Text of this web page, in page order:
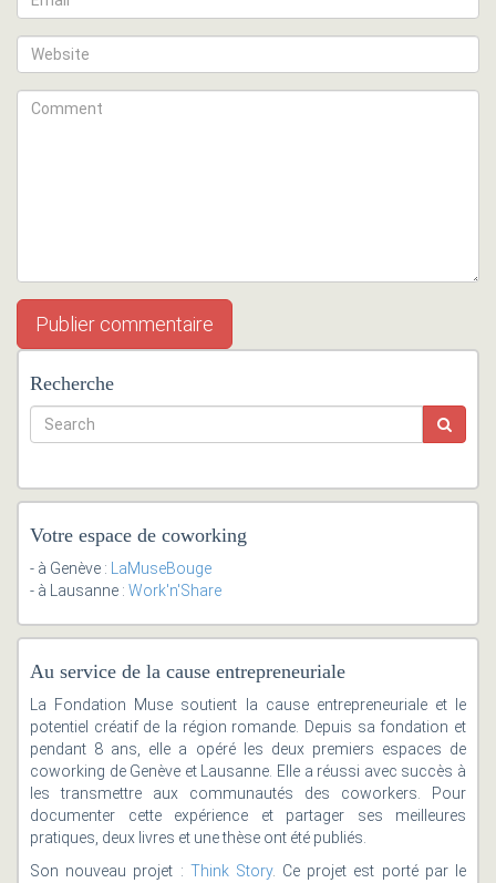
Recherche
Votre espace de coworking
- à Genève : LaMuseBouge
- à Lausanne : Work'n'Share
Au service de la cause entrepreneuriale
La Fondation Muse soutient la cause entrepreneuriale et le
potentiel créatif de la région romande. Depuis sa fondation et
pendant 8 ans, elle a opéré les deux premiers espaces de
coworking de Genève et Lausanne. Elle a réussi avec succès à
les transmettre aux communautés des coworkers. Pour
documenter cette expérience et partager ses meilleures
pratiques, deux livres et une thèse ont été publiés.
Son nouveau projet : Think Story. Ce projet est porté par le